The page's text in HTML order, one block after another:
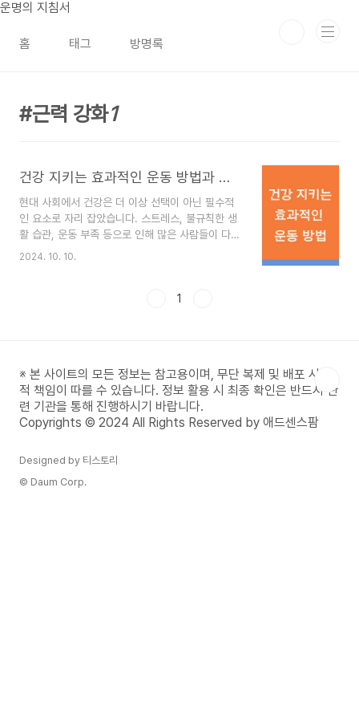
본문 바로가기
운명의 지침서
홈 태그 방명록
근력 강화1
건강 지키는 효과적인 운동 방법과 필수 팁
현대 사회에서 건강은 더 이상 선택이 아닌 필수적
인 요소로 자리 잡았습니다. 스트레스, 불규칙한 생
활 습관, 운동 부족 등으로 인해 많은 사람들이 다양
한 건강 문제를 겪고 있습니다. 이를 해결하고 삶의
건강뿐만 아니라 정신 건강에도 긍정적인 영향을 미
을 예방할 수 있습니다. 또한 운동은 스트레스를 해
소하고, 우울증과 불안감을 감소시키는 효과도 있어
현대인에게 필수적인 활동으로 여겨집니다. 이 글에
서는 건강을 ..
2024. 10. 10.
1
※ 본 사이트의 모든 정보는 참고용이며, 무단 복제 및 배포 시 법
적 책임이 따를 수 있습니다. 정보 활용 시 최종 확인은 반드시 관
련 기관을 통해 진행하시기 바랍니다.
Copyrights © 2024 All Rights Reserved by 애드센스팜
Designed by 티스토리
© Daum Corp.